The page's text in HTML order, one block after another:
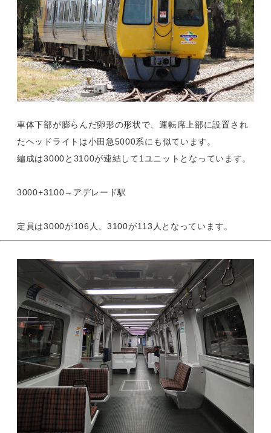
車体下部が膨らんだ卵形の形状で、運転席上部に設置され
たヘッドライトは小田急5000系にも似ています。
編成は3000と3100が連結して1ユニットとなっています。
3000+3100→アデレード駅
定員は3000が106人、3100が113人となっています。